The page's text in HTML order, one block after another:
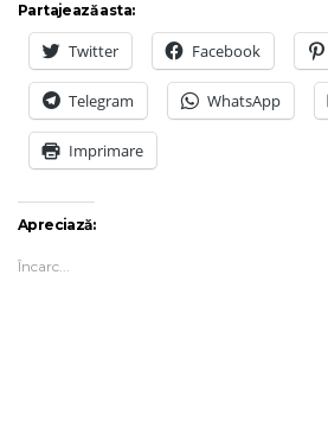
Partajează asta:
Twitter Facebook
Telegram WhatsApp
Imprimare
Apreciază:
Încarc...